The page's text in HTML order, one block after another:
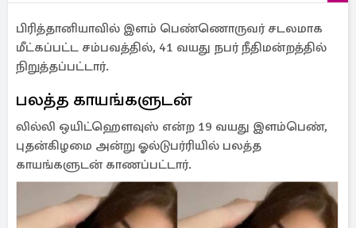
பிரித்தானியாவில் இளம் பெண்ணொருவர் சடலமாக
மீட்கப்பட்ட சம்பவத்தில், 41 வயது நபர் நீதிமன்றத்தில்
நிறுத்தப்பட்டார்.
பலத்த காயங்களுடன்
லில்லி ஒயிட்ஹௌவுஸ் என்ற 19 வயது இளம்பெண்,
புதன்கிழமை அன்று ஓல்டுபர்ரியில் பலத்த
காயங்களுடன் காணப்பட்டார்.